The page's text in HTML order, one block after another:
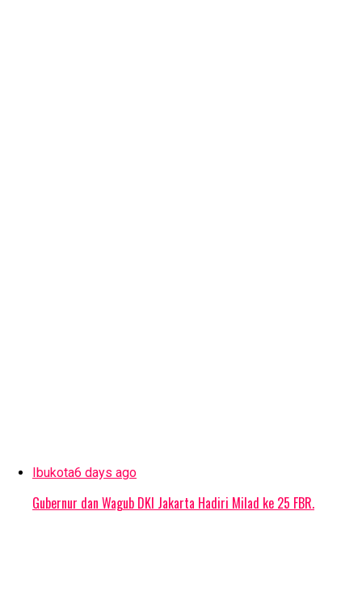
Ibukota6 days ago
Gubernur dan Wagub DKI Jakarta Hadiri Milad ke 25 FBR.